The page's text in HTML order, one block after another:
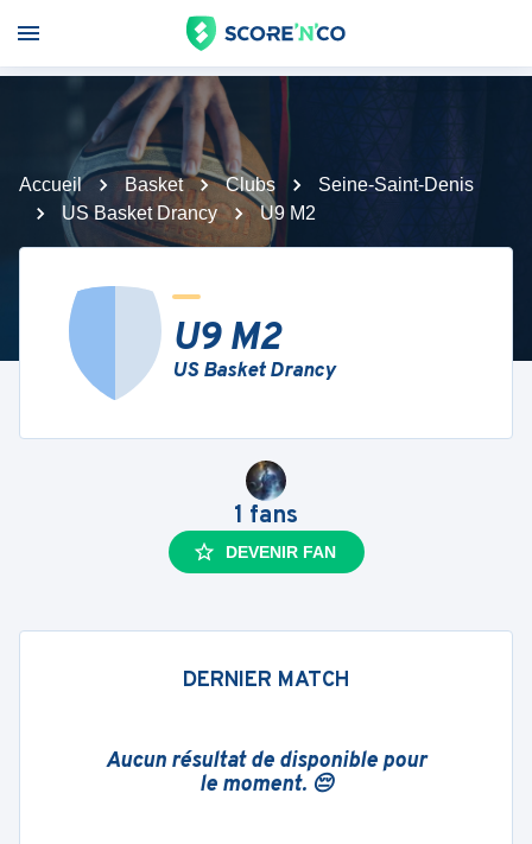
Accueil Basket Clubs
Seine-Saint-Denis
US Basket Drancy
U9 M2
U9 M2
US Basket Drancy
1 fans
DEVENIR FAN
DERNIER MATCH
Aucun résultat de disponible pour
le moment. 😔